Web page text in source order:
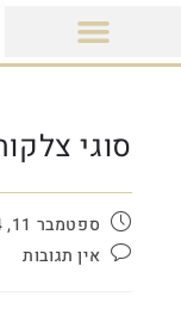
סוגי
ספטמבר 11, 2024
אין תגובות